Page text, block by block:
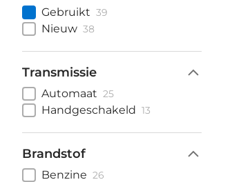
Gebruikt 39
Nieuw 38
Transmissie
Automaat 25
Handgeschakeld 13
Brandstof
Benzine 26